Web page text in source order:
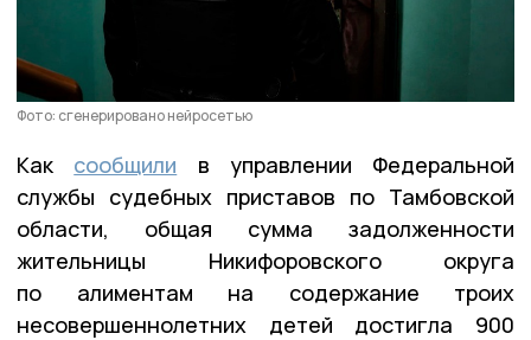
Фото: сгенерировано нейросетью
Как сообщили в управлении Федеральной
службы судебных приставов по Тамбовской
области, общая сумма задолженности
жительницы Никифоровского округа
по алиментам на содержание троих
несовершеннолетних детей достигла 900